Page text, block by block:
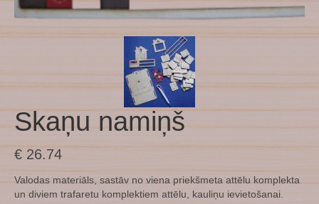
Skaņu namiņš
€ 26.74
Valodas materiāls, sastāv no viena priekšmeta attēlu komplekta
un diviem trafaretu komplektiem attēlu, kauliņu ievietošanai.